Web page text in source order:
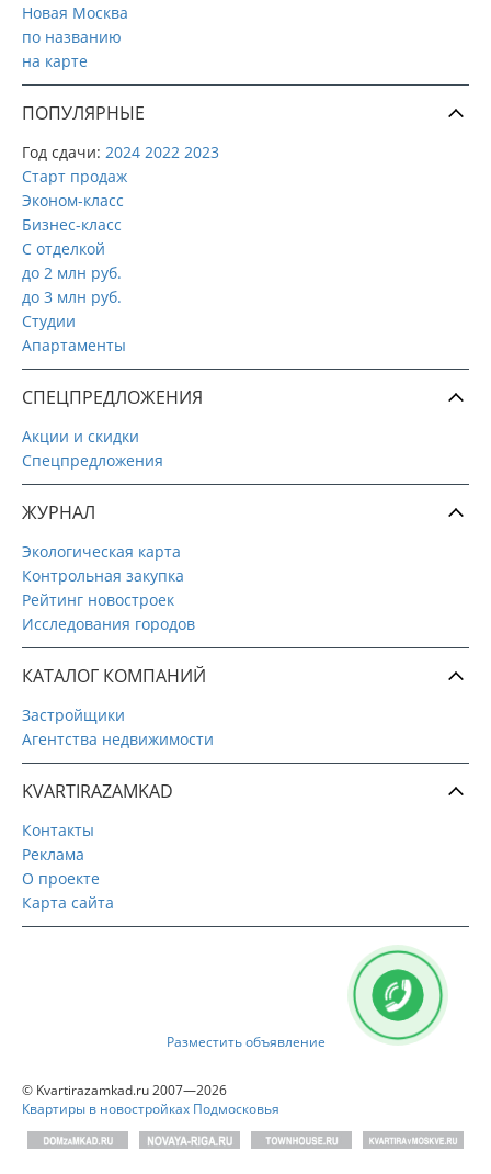
Новая Москва
по названию
на карте
ПОПУЛЯРНЫЕ
Год сдачи: 2024 2022 2023
Старт продаж
Эконом-класс
Бизнес-класс
С отделкой
до 2 млн руб.
до 3 млн руб.
Студии
Апартаменты
СПЕЦПРЕДЛОЖЕНИЯ
Акции и скидки
Спецпредложения
ЖУРНАЛ
Экологическая карта
Контрольная закупка
Рейтинг новостроек
Исследования городов
КАТАЛОГ КОМПАНИЙ
Застройщики
Агентства недвижимости
KVARTIRAZAMKAD
Контакты
Реклама
О проекте
Карта сайта
Разместить объявление
© Kvartirazamkad.ru 2007—2026
Квартиры в новостройках Подмосковья